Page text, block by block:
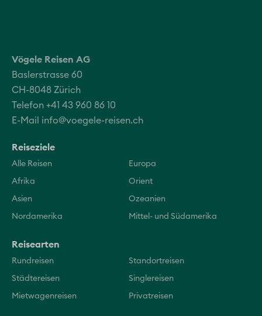
Vögele Reisen AG
Baslerstrasse 60
CH-8048 Zürich
Telefon +41 43 960 86 10
E-Mail info@voegele-reisen.ch
Reiseziele
Alle Reisen Europa
Afrika Orient
Asien Ozeanien
Nordamerika Mittel- und Südamerika
Reisearten
Rundreisen Standortreisen
Städtereisen Singlereisen
Mietwagenreisen Privatreisen